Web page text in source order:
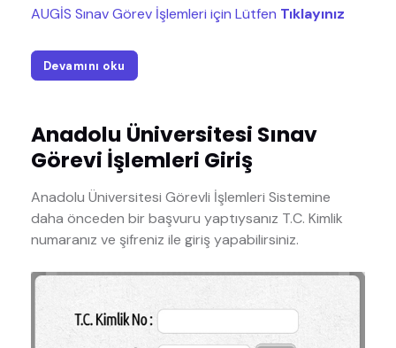
AUGİS Sınav Görev İşlemleri için Lütfen Tıklayınız
Devamını oku
Anadolu Üniversitesi Sınav
Görevi İşlemleri Giriş
Anadolu Üniversitesi Görevli İşlemleri Sistemine
daha önceden bir başvuru yaptıysanız T.C. Kimlik
numaranız ve şifreniz ile giriş yapabilirsiniz.